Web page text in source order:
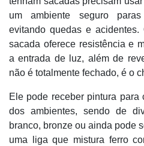
um ambiente seguro
evitando quedas e
sacada oferece resistência e
a entrada de luz, além de
não é totalmente fechado, é o
Ele pode receber pintura para
dos ambientes, sendo de
branco, bronze ou ainda pode
uma liga que mistura ferro